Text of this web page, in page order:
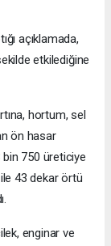
açıklamada,
etkilediğine
hortum, sel
ön hasar
750 üreticiye
ile 43 dekar örtü
enginar ve